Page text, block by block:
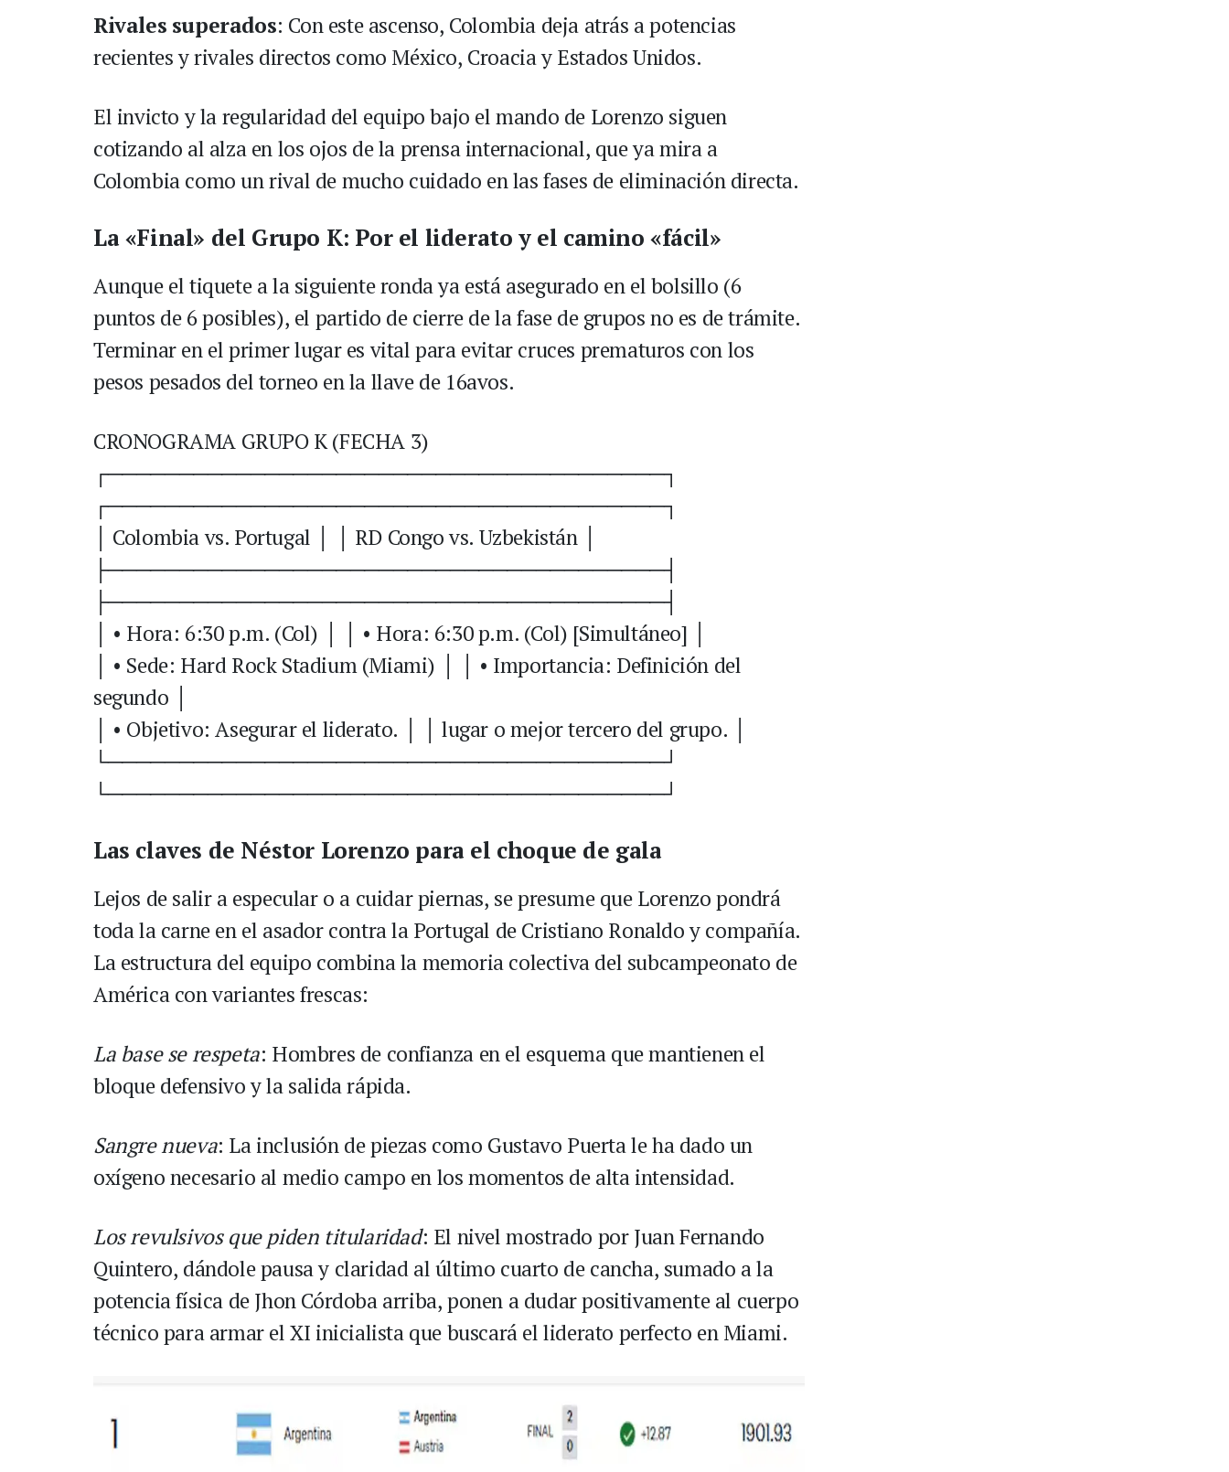
Rivales superados: Con este ascenso, Colombia deja atrás a potencias
recientes y rivales directos como México, Croacia y Estados Unidos.
El invicto y la regularidad del equipo bajo el mando de Lorenzo siguen
cotizando al alza en los ojos de la prensa internacional, que ya mira a
Colombia como un rival de mucho cuidado en las fases de eliminación directa.
La «Final» del Grupo K: Por el liderato y el camino «fácil»
Aunque el tiquete a la siguiente ronda ya está asegurado en el bolsillo (6
puntos de 6 posibles), el partido de cierre de la fase de grupos no es de trámite.
Terminar en el primer lugar es vital para evitar cruces prematuros con los
pesos pesados del torneo en la llave de 16avos.
CRONOGRAMA GRUPO K (FECHA 3)
┌───────────────────────────────────────┐
┌───────────────────────────────────────┐
│ Colombia vs. Portugal │ │ RD Congo vs. Uzbekistán │
├───────────────────────────────────────┤
├───────────────────────────────────────┤
│ • Hora: 6:30 p.m. (Col) │ │ • Hora: 6:30 p.m. (Col) [Simultáneo] │
│ • Sede: Hard Rock Stadium (Miami) │ │ • Importancia: Definición del
segundo │
│ • Objetivo: Asegurar el liderato. │ │ lugar o mejor tercero del grupo. │
└───────────────────────────────────────┘
└───────────────────────────────────────┘
Las claves de Néstor Lorenzo para el choque de gala
Lejos de salir a especular o a cuidar piernas, se presume que Lorenzo pondrá
toda la carne en el asador contra la Portugal de Cristiano Ronaldo y compañía.
La estructura del equipo combina la memoria colectiva del subcampeonato de
América con variantes frescas:
La base se respeta: Hombres de confianza en el esquema que mantienen el
bloque defensivo y la salida rápida.
Sangre nueva: La inclusión de piezas como Gustavo Puerta le ha dado un
oxígeno necesario al medio campo en los momentos de alta intensidad.
Los revulsivos que piden titularidad: El nivel mostrado por Juan Fernando
Quintero, dándole pausa y claridad al último cuarto de cancha, sumado a la
potencia física de Jhon Córdoba arriba, ponen a dudar positivamente al cuerpo
técnico para armar el XI inicialista que buscará el liderato perfecto en Miami.